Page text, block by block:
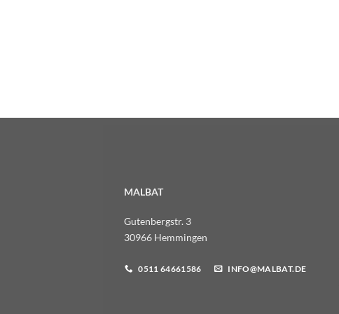
MALBAT
Gutenbergstr. 3
30966 Hemmingen
0511 64661586 INFO@MALBAT.DE